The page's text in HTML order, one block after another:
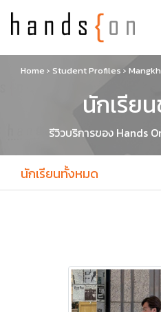
Home › Student Profiles ›
นักเรีย
รีวิวบริการของ Hands
นักเรียนทั้งหมด